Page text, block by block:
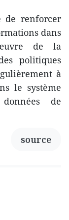
de renforcer
dans
de la
politiques
à
le système
de
source